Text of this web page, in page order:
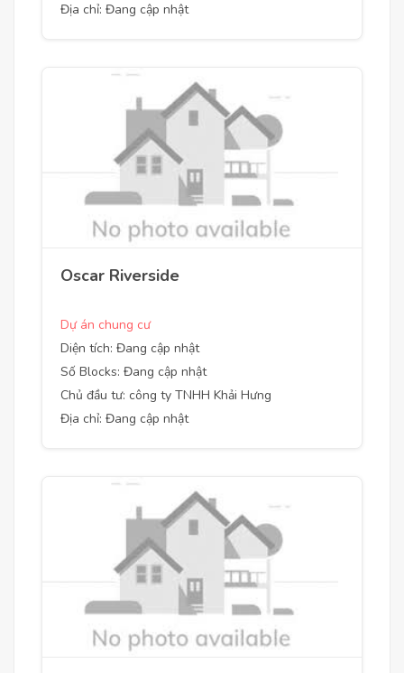
Địa chỉ: Đang cập nhật
Oscar Riverside
Dự án chung cư
Diện tích: Đang cập nhật
Số Blocks: Đang cập nhật
Chủ đầu tư: công ty TNHH Khải Hưng
Địa chỉ: Đang cập nhật